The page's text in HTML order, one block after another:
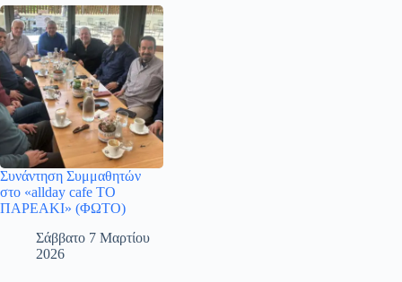
Συνάντηση Συμμαθητών
στο «allday cafe ΤΟ
ΠΑΡΕΑΚΙ» (ΦΩΤΟ)
Σάββατο 7 Μαρτίου
2026